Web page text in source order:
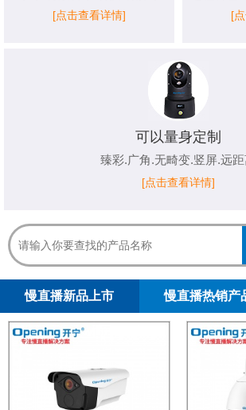
[点击查看详情] [
可以量身定制
臻彩.广角.无畸变.竖屏.远
[点击查看详情]
慢直播新品上市 慢直播热销产